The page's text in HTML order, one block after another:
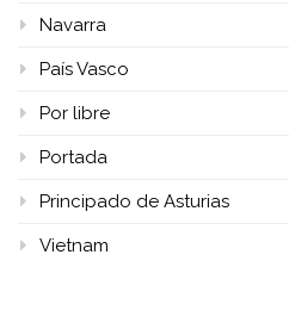
Navarra
País Vasco
Por libre
Portada
Principado de Asturias
Vietnam